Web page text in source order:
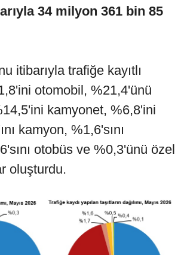
34 milyon 361 bin 85
itibarıyla trafiğe kayıtlı
otomobil, %21,4'ünü
kamyonet, %6,8'ini
kamyon, %1,6'sını
otobüs ve %0,3'ünü özel
oluşturdu.